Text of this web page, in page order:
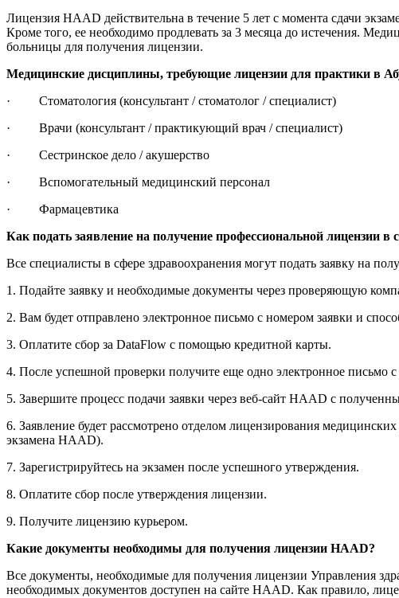
Лицензия HAAD действительна в течение 5 лет с момента сдачи
Кроме того, ее необходимо продлевать за 3 месяца до истечения.
больницы для получения лицензии.
Медицинские дисциплины, требующие лицензии для практики в
· Стоматология (консультант / стоматолог / специалист)
· Врачи (консультант / практикующий врач / специалист)
· Сестринское дело / акушерство
· Вспомогательный медицинский персонал
· Фармацевтика
Как подать заявление на получение профессиональной лицензии в
Все специалисты в сфере здравоохранения могут подать заявку на
1. Подайте заявку и необходимые документы через проверяющую
2. Вам будет отправлено электронное письмо с номером заявки и
3. Оплатите сбор за DataFlow с помощью кредитной карты.
4. После успешной проверки получите еще одно электронное письмо
5. Завершите процесс подачи заявки через веб-сайт HAAD с
6. Заявление будет рассмотрено отделом лицензирования
экзамена HAAD).
7. Зарегистрируйтесь на экзамен после успешного утверждения.
8. Оплатите сбор после утверждения лицензии.
9. Получите лицензию курьером.
Какие документы необходимы для получения лицензии HAAD?
Все документы, необходимые для получения лицензии Управления
необходимых документов доступен на сайте HAAD. Как правило,